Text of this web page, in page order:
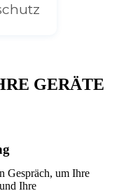
GERÄTE
Gespräch, um Ihre
Ihre